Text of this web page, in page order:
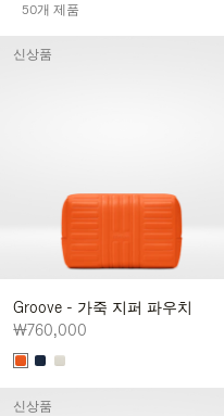
50개 제품
Groove - 가죽 지퍼 파우치
₩760,000
신상품
신상품